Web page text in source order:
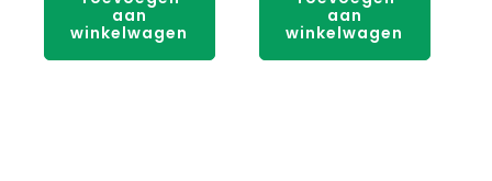
aan
winkelwagen
aan
winkelwagen